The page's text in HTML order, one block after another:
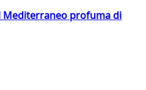
Mediterraneo profuma di